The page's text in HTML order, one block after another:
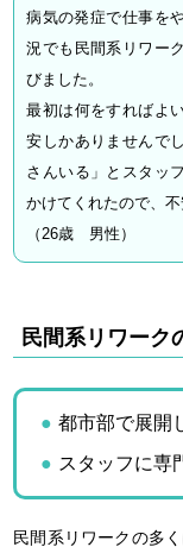
病気の発症で仕事を
況でも民間系リワー
びました。
最初は何をすればよ
安しかありませんで
さんいる」とスタッ
かけてくれたので、不
（26歳 男性）
民間系リワーク
都市部で展開
スタッフに専
民間系リワークの多